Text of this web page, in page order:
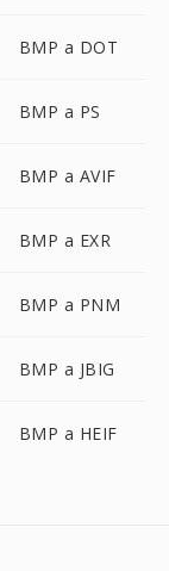
BMP a DOT
BMP a PS
BMP a AVIF
BMP a EXR
BMP a PNM
BMP a JBIG
BMP a HEIF